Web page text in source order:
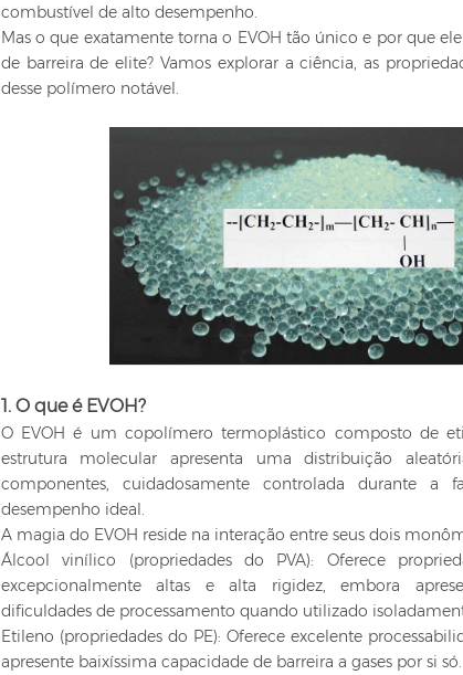
combustível de alto desempenho.
Mas o que exatamente torna o EVOH tão único e por que
de barreira de elite? Vamos explorar a ciência, as
desse polímero notável.
1. O que é EVOH?
O EVOH é um copolímero termoplástico composto de
estrutura molecular apresenta uma distribuição
componentes, cuidadosamente controlada durante a
desempenho ideal.
A magia do EVOH reside na interação entre seus dois
Álcool vinílico (propriedades do PVA): Oferece
excepcionalmente altas e alta rigidez, embora
dificuldades de processamento quando utilizado
Etileno (propriedades do PE): Oferece excelente
apresente baixíssima capacidade de barreira a gases por si só.